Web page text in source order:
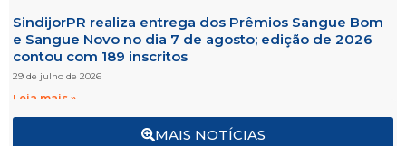
MAIS NOTÍCIAS
SindijorPR realiza entrega dos Prêmios Sangue Bom
e Sangue Novo no dia 7 de agosto; edição de 2026
contou com 189 inscritos
29 de julho de 2026
Leia mais »